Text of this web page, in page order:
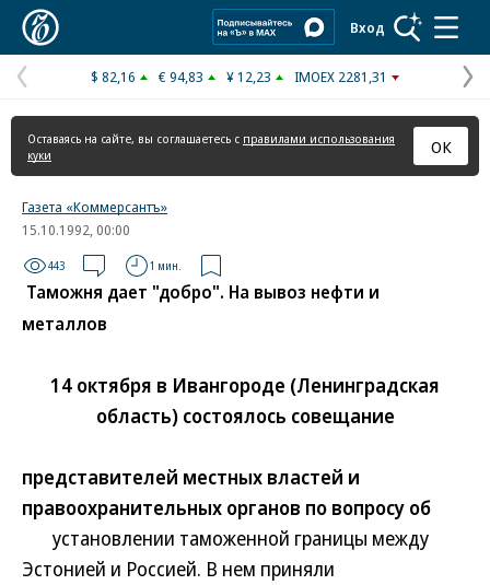
Вход
Предыдущая
страница
$ 82,16 € 94,83 ¥ 12,23 IMOEX 2281,31
Оставаясь на сайте, вы соглашаетесь с правилами использования
куки
ОК
Газета «Коммерсантъ»
15.10.1992, 00:00
443 1 мин.
Таможня дает "добро". На вывоз нефти и
металлов
14 октября в Ивангороде (Ленинградская
область) состоялось совещание
представителей местных властей и
правоохранительных органов по вопросу об
установлении таможенной границы между
Эстонией и Россией. В нем приняли